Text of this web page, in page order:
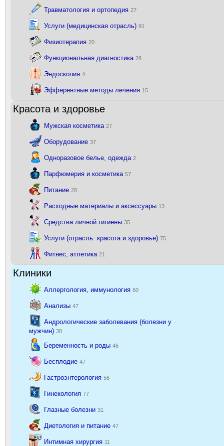
Травматология и ортопедия 27
Услуги (медицинская отрасль) 91
Физиотерапия 20
Функциональная диагностика 28
Эндоскопия 4
Эфферентные методы лечения 15
Красота и здоровье
Мужская косметика 27
Оборудование 37
Одноразовое белье, одежда 2
Парфюмерия и косметика 57
Питание 28
Расходные материалы и аксессуары 13
Средства личной гигиены 35
Услуги (отрасль: красота и здоровье) 75
Фитнес, атлетика 21
Клиники
Аллергология, иммунология 60
Анализы 47
Андрологические заболевания (болезни у
мужчин) 38
Беременность и роды 46
Бесплодие 47
Гастроэнтерология 56
Гинекология 77
Глазные болезни 31
Диетология и питание 47
Интимная хирургия 11